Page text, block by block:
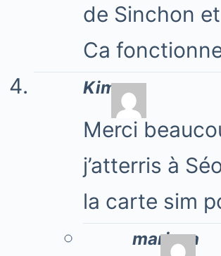
de Sinchon
Ca
Kim
Merci
j’atterris à
la carte sim
mariaya